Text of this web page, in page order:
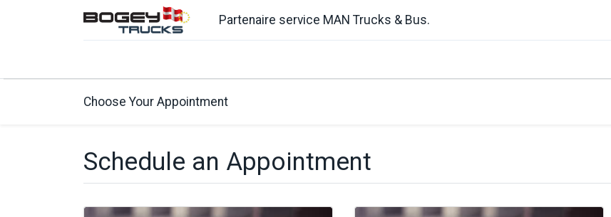
Partenaire service MAN Trucks & Bus.
Choose Your Appointment
Schedule an Appointment